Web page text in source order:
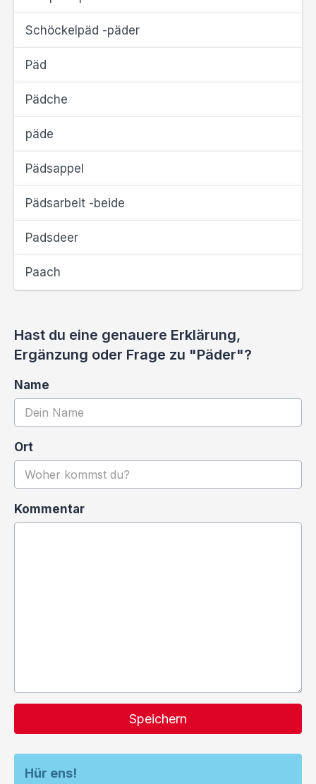
Schöckelpäd -päder
Päd
Pädche
päde
Pädsappel
Pädsarbeit -beide
Padsdeer
Paach
Hast du eine genauere Erklärung,
Ergänzung oder Frage zu "Päder"?
Name
Ort
Kommentar
Speichern
Hür ens!